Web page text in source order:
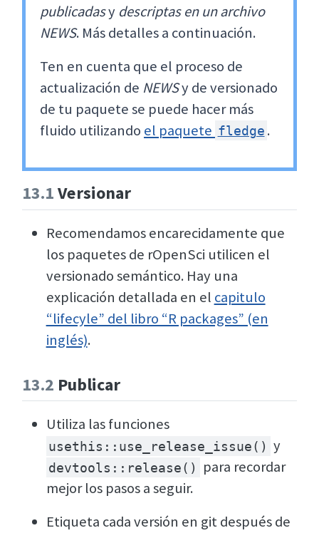
publicadasy descriptas en un archivo
NEWS. Más detalles a continuación.
Ten en cuenta que el proceso de
actualización de NEWSy de versionado
de tu paquete se puede hacer más
fluido utilizando el paquete fledge .
13.1Versionar
Recomendamos encarecidamente que
los paquetes de rOpenSci utilicen el
versionado semántico. Hay una
explicación detallada en el capitulo
“lifecyle” del libro “R packages” (en
inglés).
13.2 Publicar
Utiliza las funciones
usethis::use_release_issue() y
devtools::release()
para recordar
mejor los pasos a seguir.
Etiqueta cada versión en git después de